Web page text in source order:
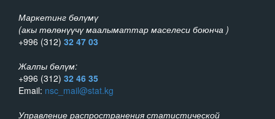
Маркетинг бөлүмү
(акы төлөнүүчү маалыматтар маселеси боюнча )
+996 (312) 32 47 03
Жалпы бөлүм:
+996 (312) 32 46 35
Email: nsc_mail@stat.kg
Управление распространения статистической